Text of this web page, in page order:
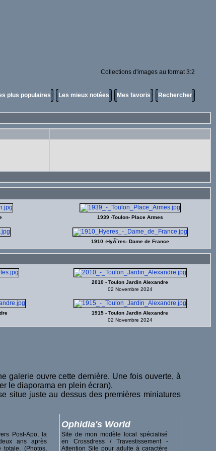
Collections d'images au format 3:2
plus populaires Les mieux notées Mes favoris Rechercher
1939 -Toulon- Place Armes
1910 -HyÃ¨res- Dame de France
2010 - Toulon Jardin Alexandre
02 Novembre 2024
1915 - Toulon Jardin Alexandre
02 Novembre 2024
galerie ouvre cette dernière. Une fois ouverte, à
le diaporama en plein écran).
situe juste au dessus des premières miniatures
Post-Apo, la
ans après
totale. (Photos,
Ophidia's World
Site de mon modèle local spécialisé
en Crossdress / Travestissement -
Attention Site pour adulte à caractère